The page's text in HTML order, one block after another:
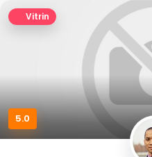
Vitrin
5.0